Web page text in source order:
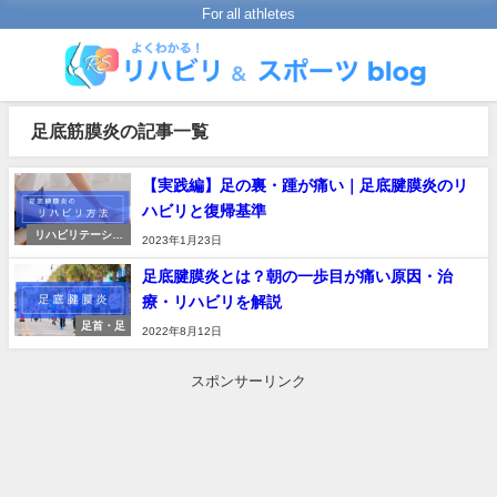
For all athletes
足底筋膜炎の記事一覧
リハビリテーショ
【実践編】足の裏・踵が痛い｜足底腱膜炎のリ
ハビリと復帰基準
2023年1月23日
足首・足
足底腱膜炎とは？朝の一歩目が痛い原因・治
療・リハビリを解説
2022年8月12日
スポンサーリンク